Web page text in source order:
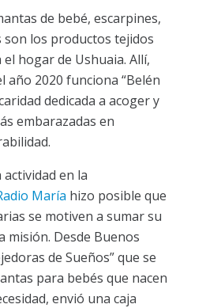
de bebé, escarpines,
son los productos tejidos
hogar de Ushuaia. Allí,
año 2020 funciona “Belén
dedicada a acoger y
embarazadas en
en la
María hizo posible que
se motiven a sumar su
misión. Desde Buenos
de Sueños” que se
para bebés que nacen
envió una caja